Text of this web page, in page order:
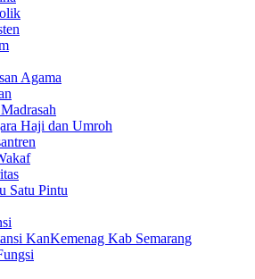
Agama
Haji dan Umroh
Satu Pintu
KanKemenag Kab Semarang